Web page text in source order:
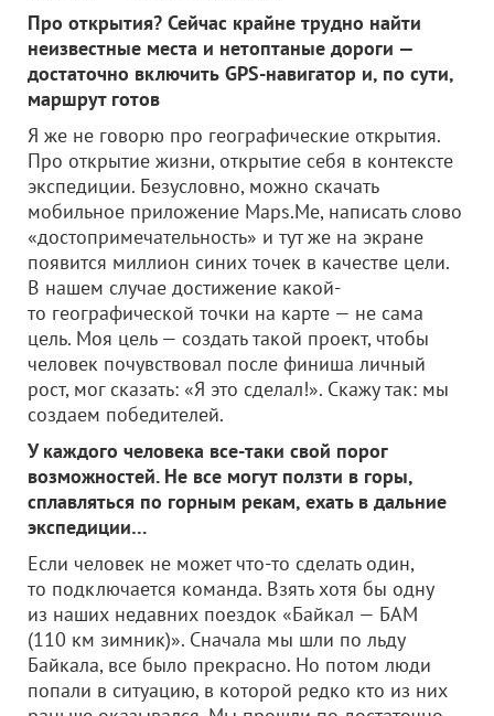
Про открытия? Сейчас крайне трудно найти
неизвестные места и нетоптаные дороги —
достаточно включить GPS-навигатор и, по сути,
маршрут готов
Я же не говорю про географические открытия.
Про открытие жизни, открытие себя в контексте
экспедиции. Безусловно, можно скачать
мобильное приложение Maps.Me, написать слово
«достопримечательность» и тут же на экране
появится миллион синих точек в качестве цели.
В нашем случае достижение какой-
то географической точки на карте — не сама
цель. Моя цель — создать такой проект, чтобы
человек почувствовал после финиша личный
рост, мог сказать: «Я это сделал!». Скажу так: мы
создаем победителей.
У каждого человека все-таки свой порог
возможностей. Не все могут ползти в горы,
сплавляться по горным рекам, ехать в дальние
экспедиции…
Если человек не может что-то сделать один,
то подключается команда. Взять хотя бы одну
из наших недавних поездок «Байкал — БАМ
(110 км зимник)». Сначала мы шли по льду
Байкала, все было прекрасно. Но потом люди
попали в ситуацию, в которой редко кто из них